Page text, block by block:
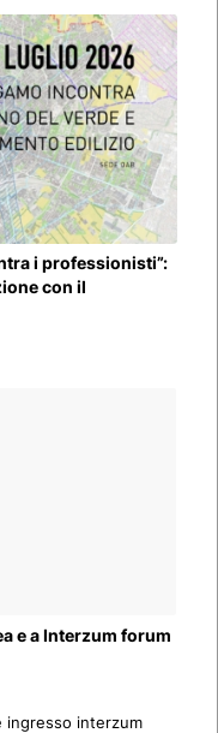
i professionisti”:
con il
e a Interzum forum
ingresso interzum